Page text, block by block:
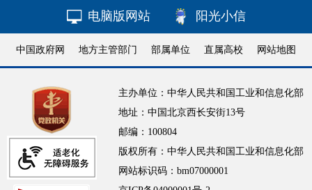
电脑版网站 阳光小信
中国政府网 地方主管部门 部属单位 直属高校 网站地图
主办单位：中华人民共和国工业和信息化部
地址：中国北京西长安街13号
邮编：100804
版权所有：中华人民共和国工业和信息化部
网站标识码：bm07000001